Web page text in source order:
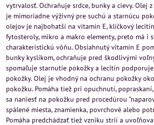
vytrvalosť. Ochraňuje srdce, bunky a cievy. Olej
je mimoriadne výživný pre suchú a starnúcu
olejov je najbohatší na vitamín E, klíčkový
fytosteroly, mikro a makro elementy, preto má i
charakteristickú vôňu. Obsiahnutý vitamín E
bunky kyslíkom, ochraňuje pred škodlivými
spomaľuje starnutie pokožky a lecitín
pokožky. Olej je vhodný na ochranu pokožky
pokožku. Pomáha tiež pri opuchnutí,
sa naniesť na pokožku pred procedúrou
spálené miesta, znamienka, povrchové alebo
Pomáha predchádzať tiež vzniku strií a